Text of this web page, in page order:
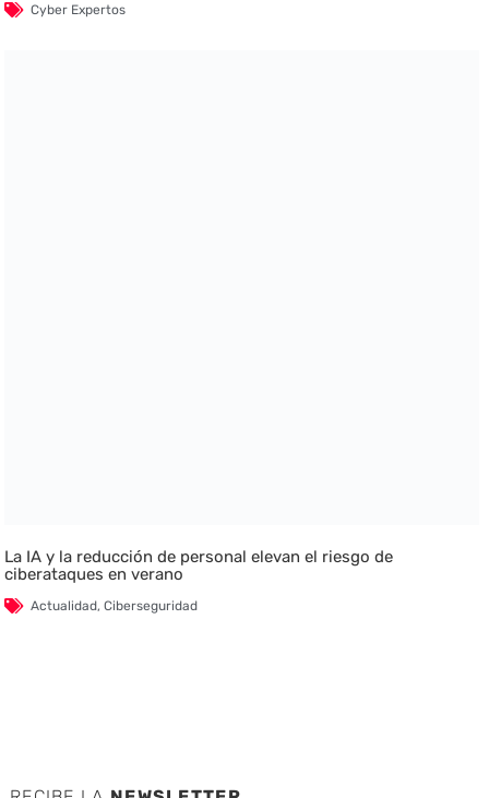
Cyber Expertos
La IA y la reducción de personal elevan el riesgo de
ciberataques en verano
Actualidad,Ciberseguridad